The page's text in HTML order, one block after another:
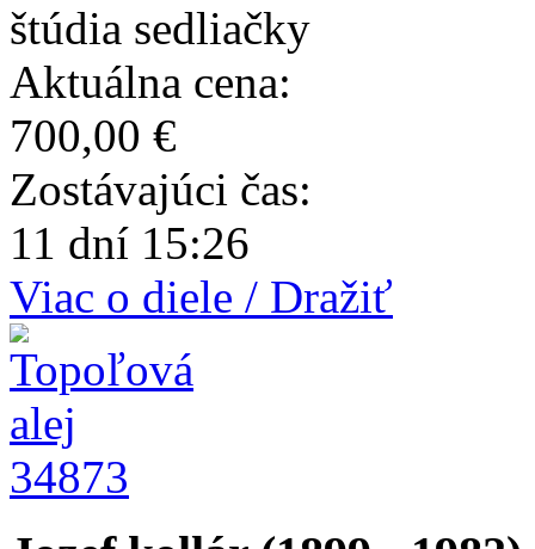
štúdia sedliačky
Aktuálna cena:
700,00 €
Zostávajúci čas:
11 dní 15:26
Viac o diele / Dražiť
34873